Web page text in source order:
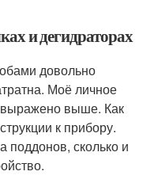
и дегидраторах
довольно
Моё личное
выше. Как
к прибору.
поддонов, сколько и